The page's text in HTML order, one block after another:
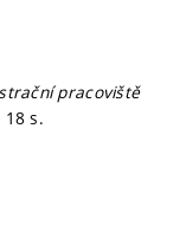
pracoviště
18 s.